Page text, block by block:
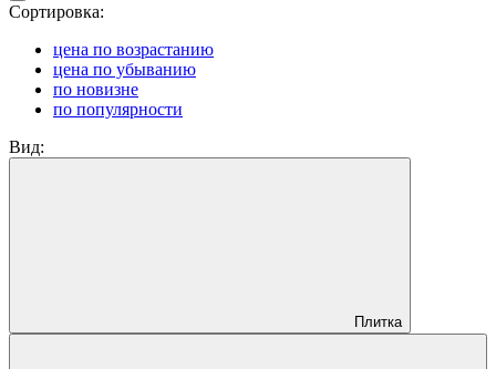
Сортировка:
цена по возрастанию
цена по убыванию
по новизне
по популярности
Вид:
Плитка